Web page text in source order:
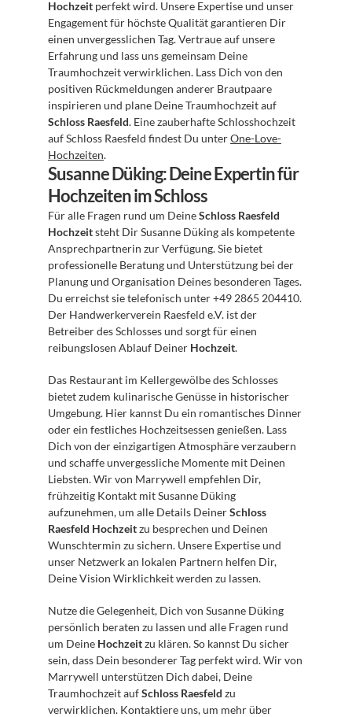
Hochzeit perfekt wird. Unsere Expertise und unser
Engagement für höchste Qualität garantieren Dir
einen unvergesslichen Tag. Vertraue auf unsere
Erfahrung und lass uns gemeinsam Deine
Traumhochzeit verwirklichen. Lass Dich von den
positiven Rückmeldungen anderer Brautpaare
Schloss Raesfeld. Eine zauberhafte Schlosshochzeit
auf Schloss Raesfeld findest Du unter One-Love-
Hochzeiten.
Susanne Düking: Deine Expertin für
Hochzeiten im Schloss
Für alle Fragen rund um Deine Schloss Raesfeld
Hochzeit steht Dir Susanne Düking als kompetente
Ansprechpartnerin zur Verfügung. Sie bietet
professionelle Beratung und Unterstützung bei der
Planung und Organisation Deines besonderen Tages.
Du erreichst sie telefonisch unter +49 2865 204410.
Der Handwerkerverein Raesfeld e.V. ist der
Betreiber des Schlosses und sorgt für einen
reibungslosen Ablauf Deiner Hochzeit.
Das Restaurant im Kellergewölbe des Schlosses
bietet zudem kulinarische Genüsse in historischer
Umgebung. Hier kannst Du ein romantisches Dinner
oder ein festliches Hochzeitsessen genießen. Lass
Dich von der einzigartigen Atmosphäre verzaubern
und schaffe unvergessliche Momente mit Deinen
Liebsten. Wir von Marrywell empfehlen Dir,
frühzeitig Kontakt mit Susanne Düking
aufzunehmen, um alle Details Deiner Schloss
Raesfeld Hochzeit zu besprechen und Deinen
Wunschtermin zu sichern. Unsere Expertise und
unser Netzwerk an lokalen Partnern helfen Dir,
Deine Vision Wirklichkeit werden zu lassen.
Nutze die Gelegenheit, Dich von Susanne Düking
persönlich beraten zu lassen und alle Fragen rund
um Deine Hochzeit zu klären. So kannst Du sicher
sein, dass Dein besonderer Tag perfekt wird. Wir von
Marrywell unterstützen Dich dabei, Deine
Traumhochzeit auf Schloss Raesfeld zu
verwirklichen. Kontaktiere uns, um mehr über